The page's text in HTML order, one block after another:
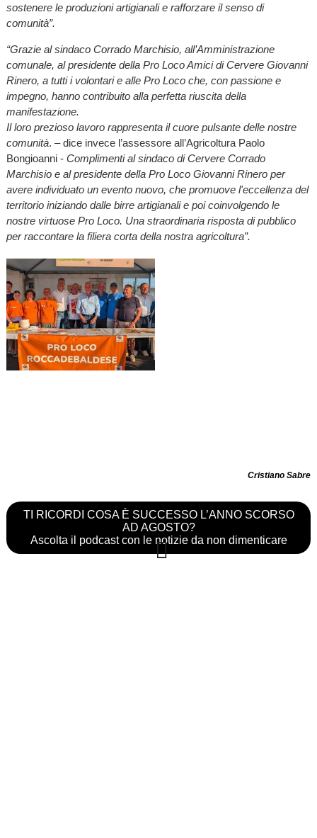
sostenere le produzioni artigianali e rafforzare il senso di
comunità”.
“Grazie al sindaco Corrado Marchisio, all’Amministrazione
comunale, al presidente della Pro Loco Amici di Cervere Giovanni
Rinero, a tutti i volontari e alle Pro Loco che, con passione e
impegno, hanno contribuito alla perfetta riuscita della
manifestazione.
Il loro prezioso lavoro rappresenta il cuore pulsante delle nostre
comunità. – dice invece l’assessore all’Agricoltura Paolo
Bongioanni - Complimenti al sindaco di Cervere Corrado
Marchisio e al presidente della Pro Loco Giovanni Rinero per
avere individuato un evento nuovo, che promuove l'eccellenza del
territorio iniziando dalle birre artigianali e poi coinvolgendo le
nostre virtuose Pro Loco. Una straordinaria risposta di pubblico
per raccontare la filiera corta della nostra agricoltura”.
Cristiano Sabre
TI RICORDI COSA È SUCCESSO L’ANNO SCORSO
AD AGOSTO?
Ascolta il podcast con le notizie da non dimenticare